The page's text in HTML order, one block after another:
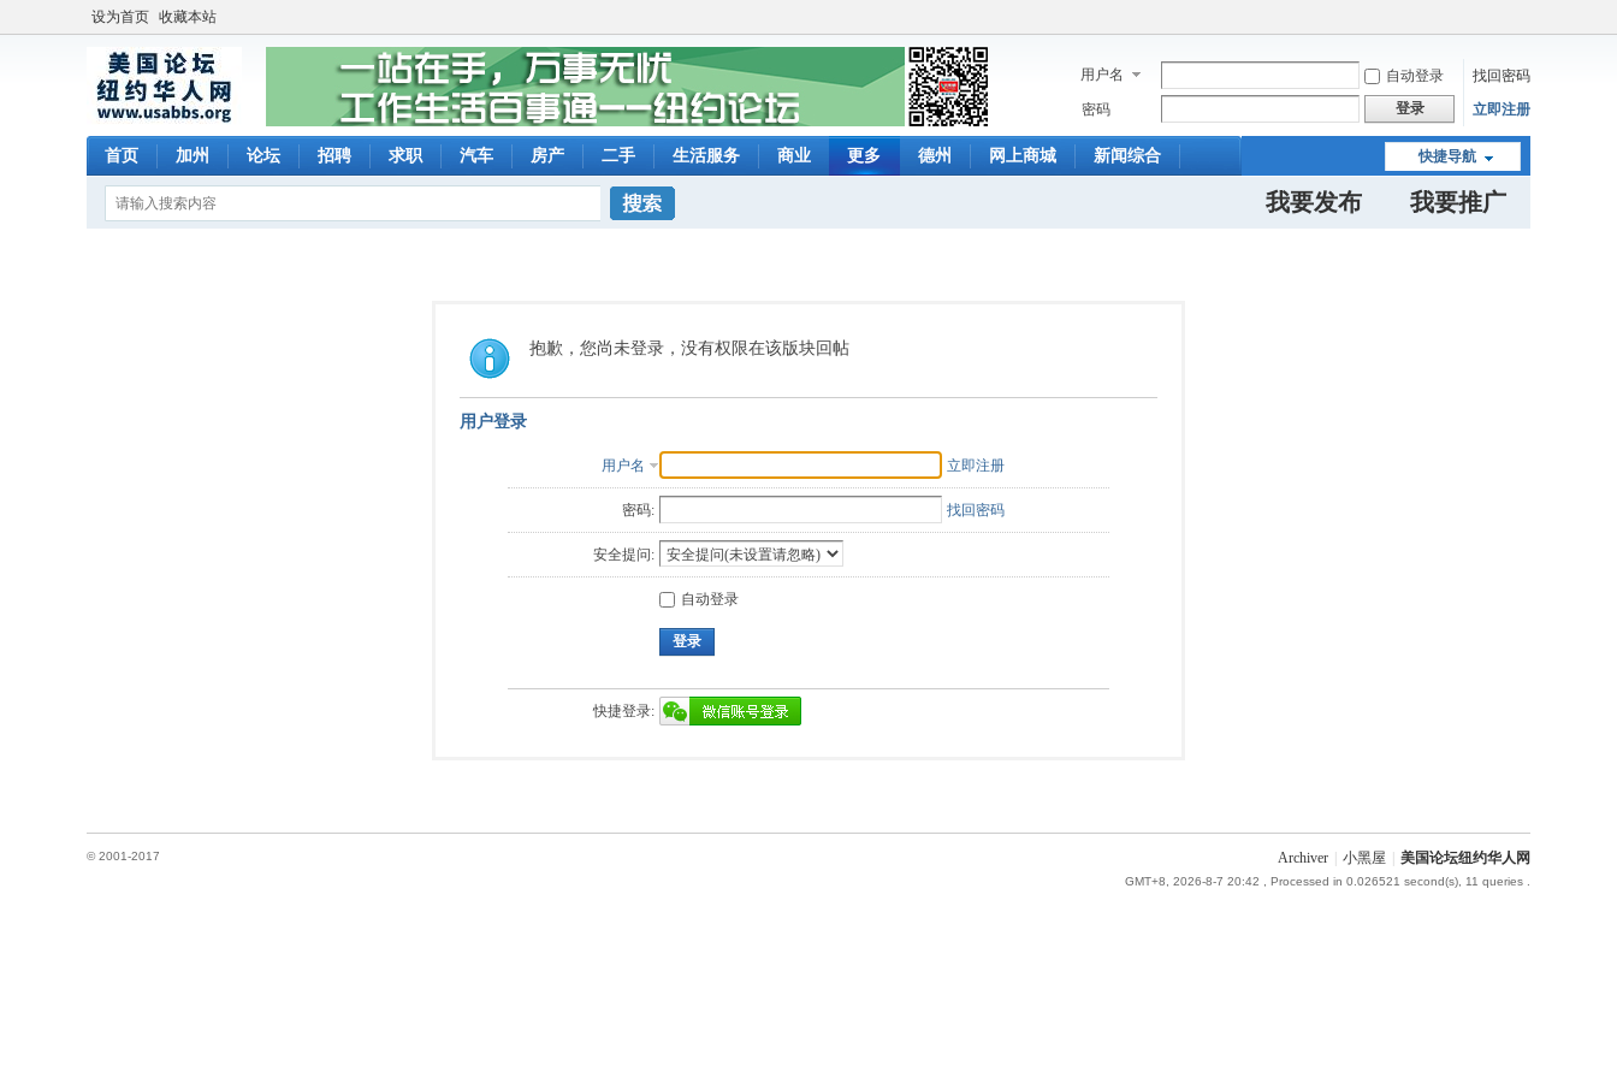
设为首页 收藏本站
用户名 自动登录
找回密码
密码
登录 立即注册
快捷导航
首页 加州 论坛 招聘 求职 汽车 房产 二手 生活服务 商业 更多 德州 网上商城 新闻综合
我要发布 我要推广
抱歉，您尚未登录，没有权限在该版块回帖
用户登录
用户名 立即注册
密码: 找回密码
安全提问:
自动登录
登录
快捷登录:
Archiver 小黑屋 美国论坛纽约华人网
GMT+8, 2026-8-7 20:42 , Processed in 0.026521 second(s), 11 queries .
© 2001-2017